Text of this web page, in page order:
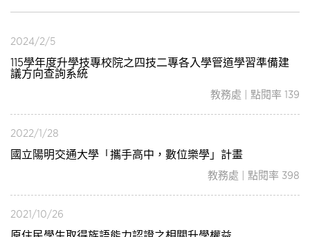
2024/2/5
115學年度升學技專校院之四技二專各入學管道學習準備建
議方向查詢系統
教務處 | 點閱率 139
2022/1/28
國立陽明交通大學「攜手高中，數位樂學」計畫
教務處 | 點閱率 398
2021/10/26